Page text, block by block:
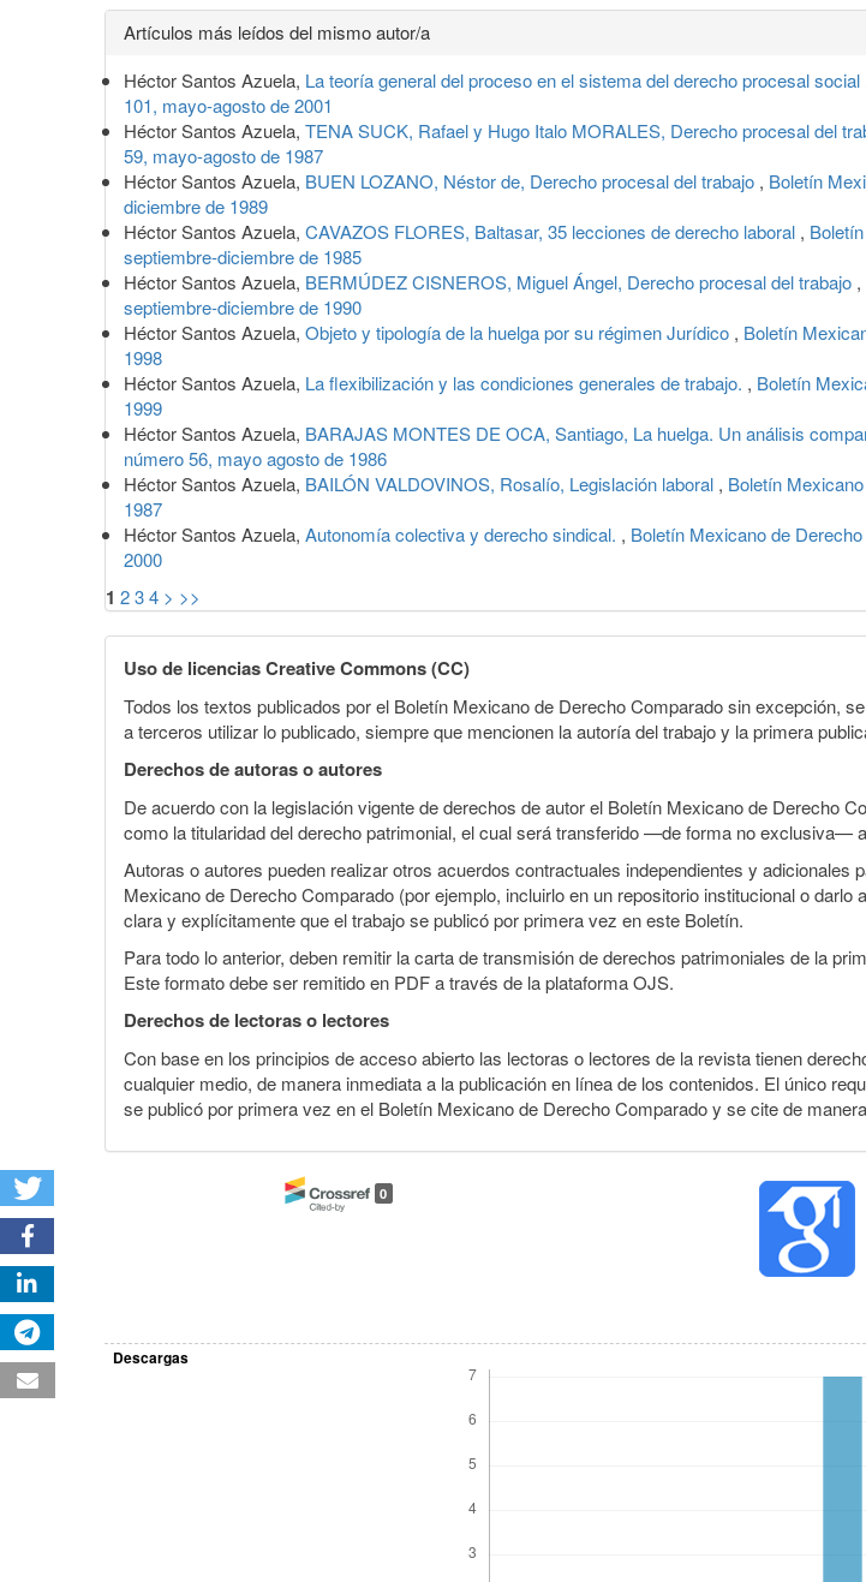
Detalles
del
artículo
Artículos más leídos del mismo autor/a
Héctor Santos Azuela, La teoría general del proceso en el sistema del derecho procesal social
101, mayo-agosto de 2001
Héctor Santos Azuela, TENA SUCK, Rafael y Hugo Italo MORALES, Derecho procesal del
59, mayo-agosto de 1987
Héctor Santos Azuela, BUEN LOZANO, Néstor de, Derecho procesal del trabajo , Boletín
diciembre de 1989
Héctor Santos Azuela, CAVAZOS FLORES, Baltasar, 35 lecciones de derecho laboral ,
septiembre-diciembre de 1985
Héctor Santos Azuela, BERMÚDEZ CISNEROS, Miguel Ángel, Derecho procesal del trabajo ,
septiembre-diciembre de 1990
Héctor Santos Azuela, Objeto y tipología de la huelga por su régimen Jurídico , Boletín
1998
Héctor Santos Azuela, La flexibilización y las condiciones generales de trabajo. , Boletín
1999
Héctor Santos Azuela, BARAJAS MONTES DE OCA, Santiago, La huelga. Un análisis
número 56, mayo agosto de 1986
Héctor Santos Azuela, BAILÓN VALDOVINOS, Rosalío, Legislación laboral , Boletín
1987
Héctor Santos Azuela, Autonomía colectiva y derecho sindical. , Boletín Mexicano de
2000
1 234 > >>
Uso de licencias Creative Commons (CC)
Todos los textos publicados por el Boletín Mexicano de Derecho Comparado sin excepción,
a terceros utilizar lo publicado, siempre que mencionen la autoría del trabajo y la primera
Derechos de autoras o autores
De acuerdo con la legislación vigente de derechos de autor el Boletín Mexicano de Derecho
como la titularidad del derecho patrimonial, el cual será transferido —de forma no exclusiva—
Autoras o autores pueden realizar otros acuerdos contractuales independientes y
Mexicano de Derecho Comparado (por ejemplo, incluirlo en un repositorio institucional o
clara y explícitamente que el trabajo se publicó por primera vez en este Boletín.
Para todo lo anterior, deben remitir la carta de transmisión de derechos patrimoniales de la
Este formato debe ser remitido en PDF a través de la plataforma OJS.
Derechos de lectoras o lectores
Con base en los principios de acceso abierto las lectoras o lectores de la revista tienen
cualquier medio, de manera inmediata a la publicación en línea de los contenidos. El único
se publicó por primera vez en el Boletín Mexicano de Derecho Comparado y se cite de
0
Descargas